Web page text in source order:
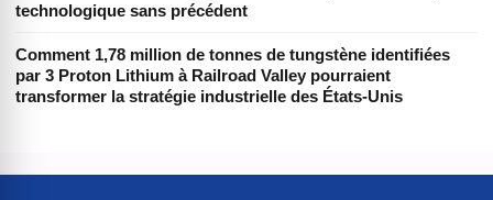
technologique sans précédent
Comment 1,78 million de tonnes de tungstène identifiées
par 3 Proton Lithium à Railroad Valley pourraient
transformer la stratégie industrielle des États-Unis